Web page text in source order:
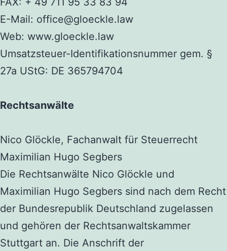
E-Mail: office@gloeckle.law
Web: www.gloeckle.law
Umsatzsteuer-Identifikationsnummer gem. §
27a UStG: DE 365794704
Rechtsanwälte
Nico Glöckle, Fachanwalt für Steuerrecht
Maximilian Hugo Segbers
Die Rechtsanwälte Nico Glöckle und
Maximilian Hugo Segbers sind nach dem Recht
der Bundesrepublik Deutschland zugelassen
und gehören der Rechtsanwaltskammer
Stuttgart an. Die Anschrift der